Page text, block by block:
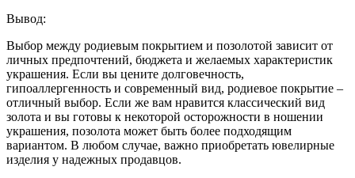
Вывод:
Выбор между родиевым покрытием и позолотой зависит от
личных предпочтений, бюджета и желаемых характеристик
украшения. Если вы цените долговечность,
гипоаллергенность и современный вид, родиевое покрытие –
отличный выбор. Если же вам нравится классический вид
золота и вы готовы к некоторой осторожности в ношении
украшения, позолота может быть более подходящим
вариантом. В любом случае, важно приобретать ювелирные
изделия у надежных продавцов.